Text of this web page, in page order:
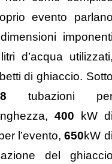
evento parlano
imponenti
d’acqua utilizzati,
di ghiaccio. Sotto
tubazioni
400
kW di
l’evento,650kW di
del ghiaccio